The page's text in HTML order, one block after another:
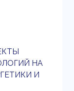
НА
И